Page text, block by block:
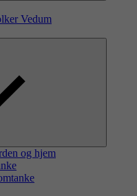
Vedum
og hjem